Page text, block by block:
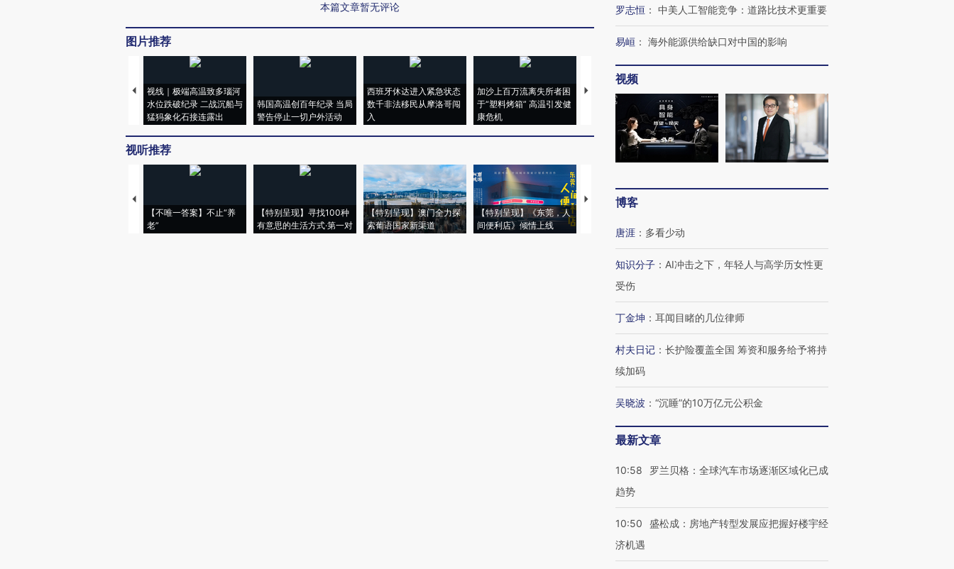
本篇文章暂无评论
图片推荐
视线｜极端高温致多瑙河
水位跌破纪录 二战沉船与
猛犸象化石接连露出
韩国高温创百年纪录 当局
警告停止一切户外活动
西班牙休达进入紧急状态
数千非法移民从摩洛哥闯
入
加沙上百万流离失所者困
于“塑料烤箱” 高温引发健
康危机
马航飞行员跨国走私7万
粒摇头丸 尿检体内含3种
泽连斯基密集出访美英 索
要防空导弹“救急”
秘鲁纳斯卡观光飞机坠毁
13人遇难
视听推荐
【不唯一答案】不止“养
老”
【特别呈现】寻找100种
有意思的生活方式·第一对
【特别呈现】澳门全力探
索葡语国家新渠道
【特别呈现】《东莞，人
间便利店》倾情上线
【推广】走进第四届链博
罗志恒 ： 中美人工智能竞争：道路比技术更重要
易峘 ： 海外能源供给缺口对中国的影响
视频
博客
唐涯 ： 多看少动
知识分子 ： AI冲击之下，年轻人与高学历女性更
受伤
丁金坤 ： 耳闻目睹的几位律师
村夫日记 ： 长护险覆盖全国 筹资和服务给予将持
续加码
吴晓波 ： “沉睡”的10万亿元公积金
最新文章
10:58
罗兰贝格：全球汽车市场逐渐区域化已成
趋势
10:50
盛松成：房地产转型发展应把握好楼宇经
济机遇